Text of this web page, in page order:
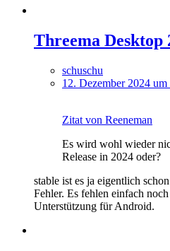
Threema Desktop
schuschu
12. Dezember 2024 um
Zitat von Reeneman
Es wird wohl wieder
Release in 2024 oder?
stable ist es ja eigentlich
Fehler. Es fehlen einfach
Unterstützung für Android.